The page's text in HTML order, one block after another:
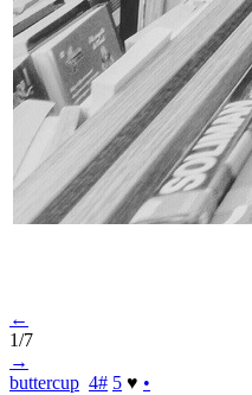
←
1/7
→
buttercup 4# 5 ♥ •